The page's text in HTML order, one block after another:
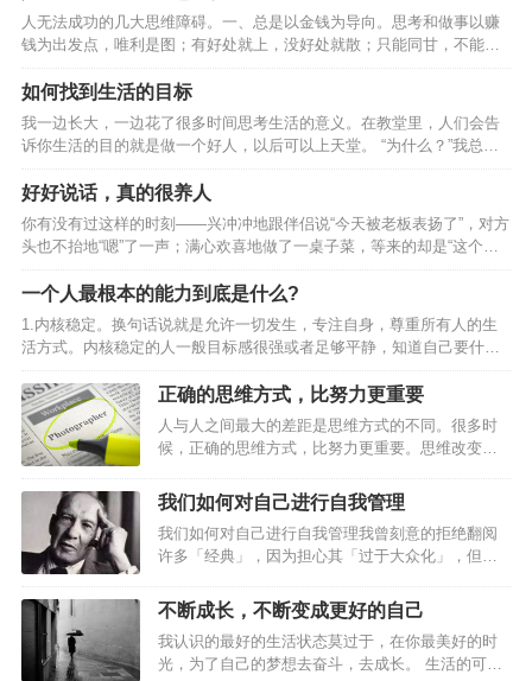
人无法成功的几大思维障碍。一、总是以金钱为导向。思考和做事以赚
钱为出发点，唯利是图；有好处就上，没好处就散；只能同甘，不能共
苦；好汉不吃眼前亏，看眼前利益；急功近利，不考虑长远；缺乏助人
和啥得心态，没有责任感和使命感。忠告：用眼睛看到的叫视线，用眼
光看到的是未来；放眼长远，把握趋势，从长计议，赢在未来。记住，
一定把你的事业和趋势、社会责任、社会使命紧紧联系在一起。二、得
意不找退路，失意不找出路。得意之时，没有危机感，满足现状；有小
成功就粘粘自喜，自我满足和陶醉，停止进取，贪图享受或恣意挥霍，
不做…
如何找到生活的目标
我一边长大，一边花了很多时间思考生活的意义。在教堂里，人们会告
诉你生活的目的就是做一个好人，以后可以上天堂。 “为什么？”我总在
想。虽然，人人对于做一个好人才会拥有充实而有意义的生活这一点毫
无疑问。但这么做的关键是什么？你到底是为了什么而做这一切？ 为什
么是一个毫无意义的问题，为了回答“为什么”，我们总要无限循环地转圈
圈，因为我们总是重复地用另一个“为什么”来回答这个“为什么”。而只有
在你回答“因为这很有趣”或者“我喜欢这样”时，问题才真正结束。 但其
实，生活的目的在于享受生…
好好说话，真的很养人
你有没有过这样的时刻——兴冲冲地跟伴侣说“今天被老板表扬了”，对方
头也不抬地“嗯”了一声；满心欢喜地做了一桌子菜，等来的却是“这个菜
咸了，那个淡了”；只是随口说了一句“今天好累”，对方马上来了句“谁不
累啊”。那一刻，你心里是不是像被泼了一盆冷水，所有的热情瞬间熄
灭。一个家最大的内耗，不是穷，不是忙，而是不能好好说话：要么敷
衍不搭理，要么处处抬杠，要么言语里全是否定。日子久了，心就凉
了；心凉了，家就散了。想要一个家越来越兴旺，好好说话，是绕不开
的一课。01好好说话，不敷衍一个家的温度藏在那些看似无…
一个人最根本的能力到底是什么?
1.内核稳定。换句话说就是允许一切发生，专注自身，尊重所有人的生
活方式。内核稳定的人一般目标感很强或者足够平静，知道自己要什么
不要什么，做很多事情也就更加高效和完善；相反地，内核不稳定的人
容易毛躁，焦虑不安，遇到一点挫折，就把自己变得一蹶不振，给自己
施加不必要的压力，然后让自己变得不堪重负。2.一个冷知识：屏蔽力
是一个人最顶级的能力，任何消耗你的人和事，多看一眼都是你的不
对。3.很喜欢尼采的这段话：获得真正自由的方法是要学会自我控制。
如果情绪总是处于失控状态，就会被感情牵着鼻子走，丧失自由。所
正确的思维方式，比努力更重要
人与人之间最大的差距是思维方式的不同。很多时
候，正确的思维方式，比努力更重要。思维改变一
喻户晓的故事：在伦敦的一条街上有三家裁衣店，
为了招揽更多的生意，三家裁衣店的老板先后在自
己的店铺前亮出一块广告牌。最先挂出的广告牌，
醒目地写着： “本店拥有伦敦最好的裁缝。”第二家
老板见了，不甘示弱，立即挂出一块同样大小的广
告牌，上书： “本店拥有英国最好的裁缝。”看到这
牌：“本店拥有世界…
我们如何对自己进行自我管理
我们如何对自己进行自我管理我曾刻意的拒绝翻阅
许多「经典」，因为担心其「过于大众化」，但翻
在，又让人膜拜的不行，德鲁克先生便是其中之
一。之前推荐过他在六十年代写的 德鲁克：成果管
理 ，而这篇关于《如何自我管理》 在今天看来，
依旧对我有很多启发，也许诸君看过，便常看常
不断成长，不断变成更好的自己
我认识的最好的生活状态莫过于，在你最美好的时
光，为了自己的梦想去奋斗，去成长。 生活的可怕